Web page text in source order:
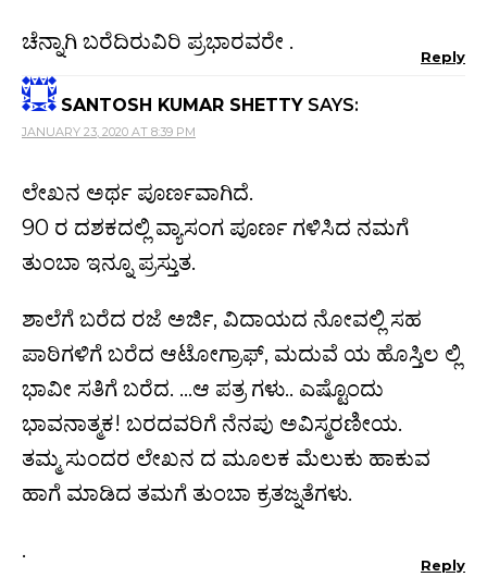
ಚೆನ್ನಾಗಿ ಬರೆದಿರುವಿರಿ ಪ್ರಭಾರವರೇ .
Reply
SANTOSH KUMAR SHETTY SAYS:
JANUARY 23, 2020 AT 8:39 PM
ಲೇಖನ ಅರ್ಥ ಪೂರ್ಣವಾಗಿದೆ.
90 ರ ದಶಕದಲ್ಲಿ ವ್ಯಾಸಂಗ ಪೂರ್ಣ ಗಳಿಸಿದ ನಮಗೆ
ತುಂಬಾ ಇನ್ನೂ ಪ್ರಸ್ತುತ.
ಶಾಲೆಗೆ ಬರೆದ ರಜೆ ಅರ್ಜಿ, ವಿದಾಯದ ನೋವಲ್ಲಿ ಸಹ
ಪಾಠಿಗಳಿಗೆ ಬರೆದ ಆಟೋಗ್ರಾಫ್, ಮದುವೆ ಯ ಹೊಸ್ತಿಲ ಲ್ಲಿ
ಭಾವೀ ಸತಿಗೆ ಬರೆದ. …ಆ ಪತ್ರ ಗಳು.. ಎಷ್ಟೊಂದು
ಭಾವನಾತ್ಮಕ! ಬರದವರಿಗೆ ನೆನಪು ಅವಿಸ್ಮರಣೀಯ.
ತಮ್ಮ ಸುಂದರ ಲೇಖನ ದ ಮೂಲಕ ಮೆಲುಕು ಹಾಕುವ
ಹಾಗೆ ಮಾಡಿದ ತಮಗೆ ತುಂಬಾ ಕ್ರತಜ್ನತೆಗಳು.
.
Reply